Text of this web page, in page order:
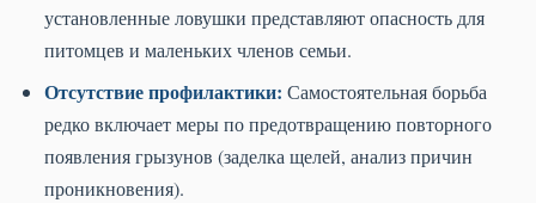
установленные ловушки представляют опасность для
питомцев и маленьких членов семьи.
Отсутствие профилактики: Самостоятельная борьба
редко включает меры по предотвращению повторного
появления грызунов (заделка щелей, анализ причин
проникновения).